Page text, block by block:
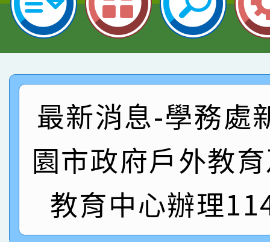
指導老師林老師
賽 劉文瑛教師榮獲教
臺灣台語-第二名
賀！本校參與2026世
市賽榮獲科學小創客佳
創客第三名。
賀！本校參加桃園市中
賽 洪綺君教師榮獲社
名
賀！本校阿巴斯O蜜、
倩參加桃園市科展 國
名 指導老師王老師、
賀！本校四年二班張O
園市英語競賽國小朗讀
指導老師林老師
賀！本校參加桃園市中
賽 劉文瑛教師榮獲教
賀！本校參與2026世
市賽榮獲科學小創客佳
最新消息-學務處
園市政府戶外教
教育中心辦理